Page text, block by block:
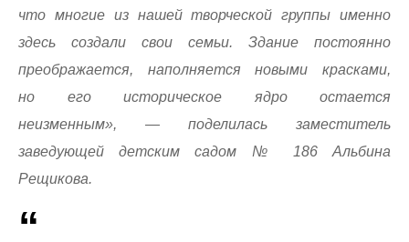
что многие из нашей творческой группы именно
здесь создали свои семьи. Здание постоянно
преображается, наполняется новыми красками,
но его историческое ядро остается
неизменным», — поделилась заместитель
заведующей детским садом № 186 Альбина
Рещикова.